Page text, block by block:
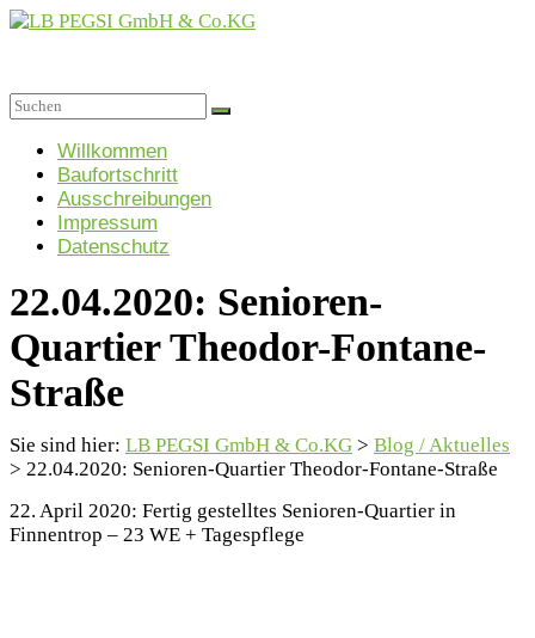
Zum
LB
PEGSI
GmbH
Co.KG
für
GmbH
Co.
Menü Willkommen
Baufortschritt
Ausschreibungen
Impressum
Datenschutz
22.04.2020: Senioren-
Quartier Theodor-Fontane-
Straße
Sie sind hier: LB PEGSI GmbH & Co.KG > Blog / Aktuelles
> 22.04.2020: Senioren-Quartier Theodor-Fontane-Straße
22. April 2020: Fertig gestelltes Senioren-Quartier in
Finnentrop – 23 WE + Tagespflege